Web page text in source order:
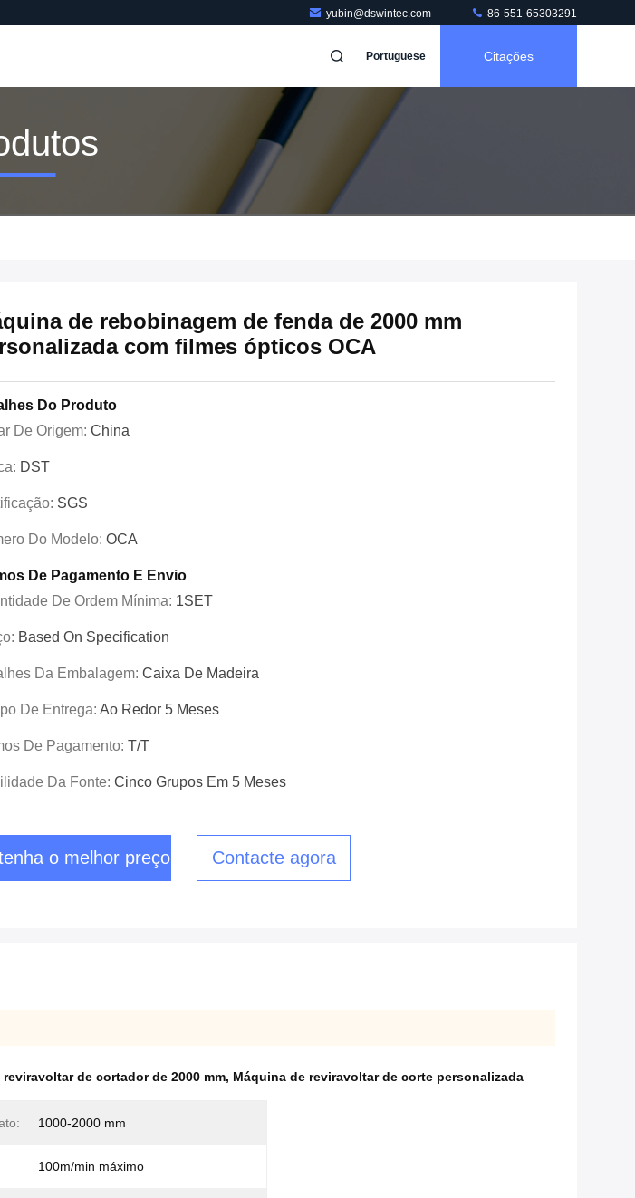
yubin@dswintec.com 86-551-65303291
Portuguese Citações
de rebobinagem de fenda de 2000 mm
com filmes ópticos OCA
Do Produto
De Origem: China
DST
SGS
Do Modelo: OCA
De Pagamento E Envio
De Ordem Mínima: 1SET
Based On Specification
Da Embalagem: Caixa De Madeira
De Entrega: Ao Redor 5 Meses
De Pagamento: T/T
Da Fonte: Cinco Grupos Em 5 Meses
o melhor preço Contacte agora
reviravoltar de cortador de 2000 mm, Máquina de reviravoltar de corte personalizada
1000-2000 mm
100m/min máximo